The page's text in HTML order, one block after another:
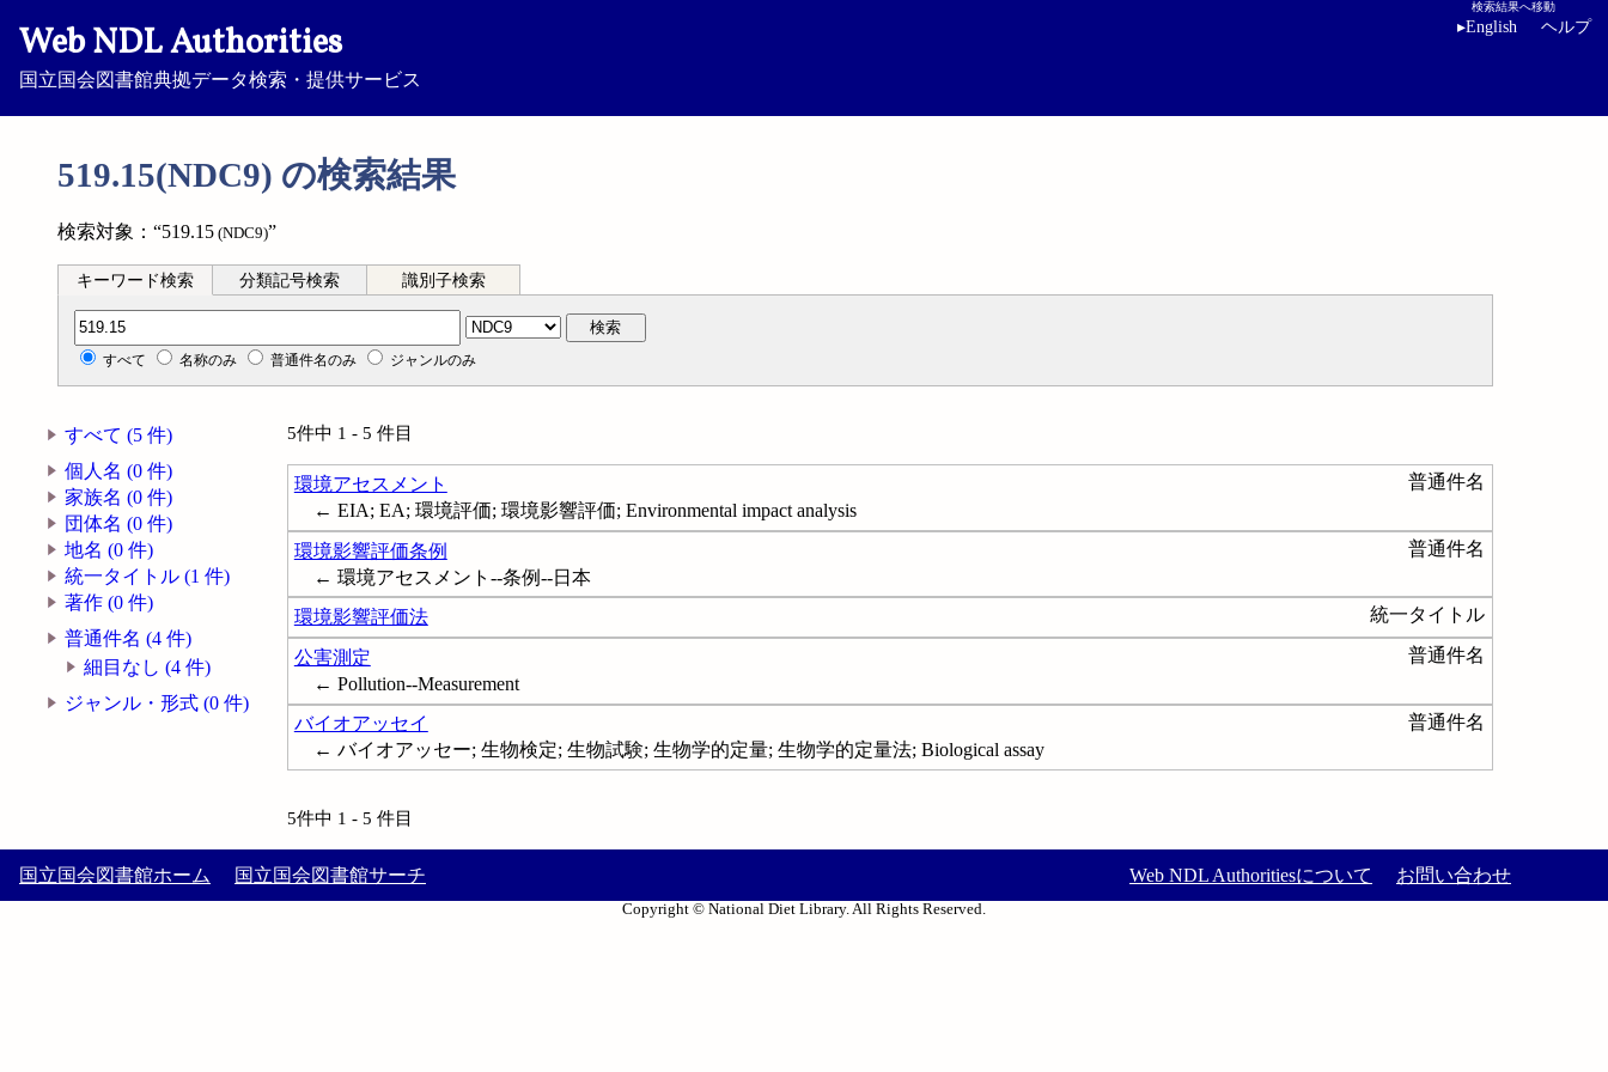
Web NDL Authorities
国立国会図書館典拠データ検索・提供サービス
検索結果へ移動
▸English ヘルプ
519.15(NDC9) の検索結果
検索対象：“519.15 (NDC9)”
キーワード検索 分類記号検索 識別子検索
分類記号検索 検索
すべて 名称のみ 普通件名のみ ジャンルのみ
すべて (5 件)
個人名 (0 件)
家族名 (0 件)
団体名 (0 件)
地名 (0 件)
統一タイトル (1 件)
著作 (0 件)
普通件名 (4 件)
細目なし (4 件)
ジャンル・形式 (0 件)
5件中 1 - 5 件目
環境アセスメント
普通件名
← EIA; EA; 環境評価; 環境影響評価; Environmental impact analysis
環境影響評価条例
普通件名
← 環境アセスメント--条例--日本
環境影響評価法
統一タイトル
公害測定
普通件名
← Pollution--Measurement
バイオアッセイ
普通件名
← バイオアッセー; 生物検定; 生物試験; 生物学的定量; 生物学的定量法; Biological assay
5件中 1 - 5 件目
国立国会図書館ホーム 国立国会図書館サーチ Web NDL Authoritiesについて お問い合わせ
Copyright © National Diet Library. All Rights Reserved.